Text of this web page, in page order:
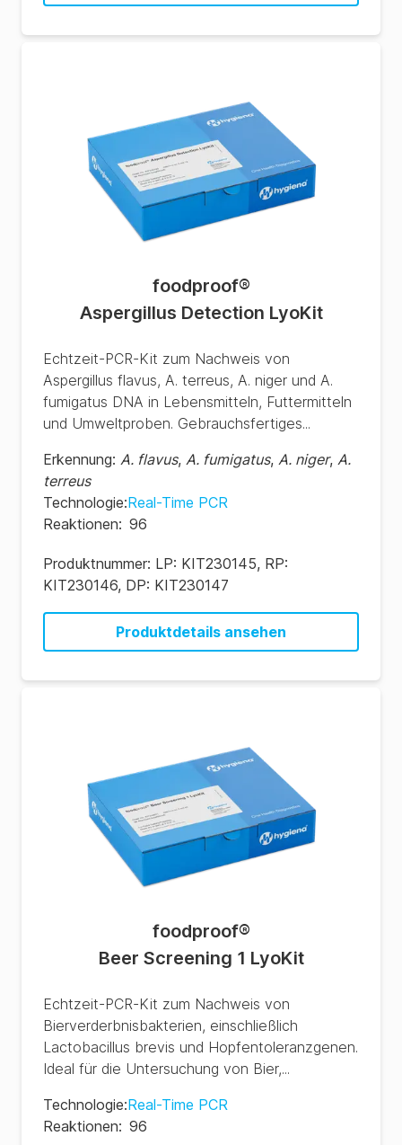
foodproof®
Aspergillus Detection LyoKit
Echtzeit-PCR-Kit zum Nachweis von
Aspergillus flavus, A. terreus, A. niger und A.
fumigatus DNA in Lebensmitteln, Futtermitteln
und Umweltproben. Gebrauchsfertiges...
Erkennung: A. flavus, A. fumigatus, A. niger, A.
terreus
Technologie:Real-Time PCR
Reaktionen: 96
Produktnummer: LP: KIT230145, RP:
KIT230146, DP: KIT230147
Produktdetails ansehen
foodproof®
Beer Screening 1 LyoKit
Echtzeit-PCR-Kit zum Nachweis von
Bierverderbnisbakterien, einschließlich
Lactobacillus brevis und Hopfentoleranzgenen.
Ideal für die Untersuchung von Bier,...
Technologie:Real-Time PCR
Reaktionen: 96